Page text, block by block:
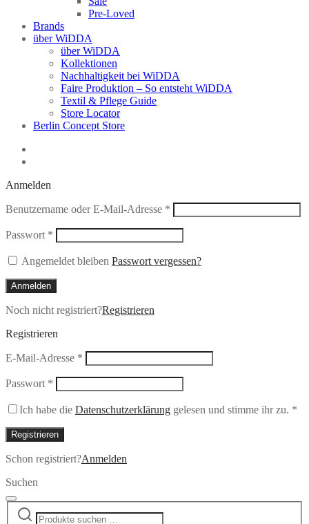
Pre-Loved
Brands
über WiDDA
über WiDDA
Kollektionen
Nachhaltigkeit bei WiDDA
Faire Produktion – So entsteht WiDDA
Textil & Pflege Guide
Store Locator
Berlin Concept Store
Anmelden
Benutzername oder E-Mail-Adresse * Erforderlich
Passwort * Erforderlich
Angemeldet bleiben Passwort vergessen?
Anmelden
Noch nicht registriert?Registrieren
Registrieren
E-Mail-Adresse * Erforderlich
Passwort * Erforderlich
Ich habe die Datenschutzerklärung gelesen und stimme ihr zu. *
Registrieren
Schon registriert?Anmelden
Suchen
Suchen
nach: